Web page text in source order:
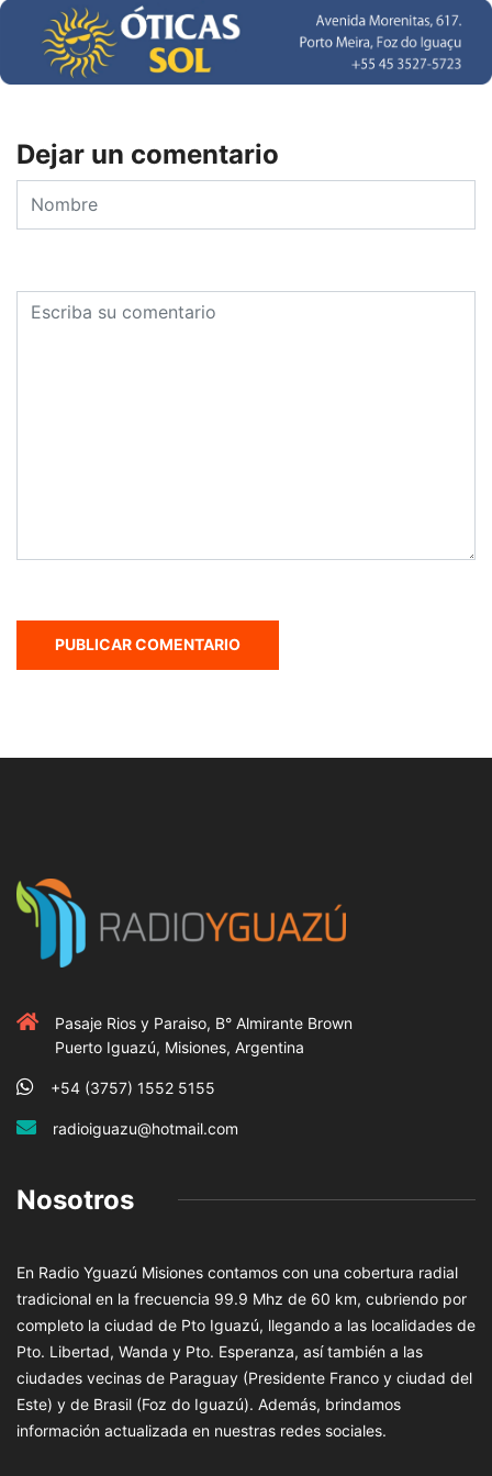
Dejar un comentario
Pasaje Rios y Paraiso, B° Almirante Brown
Puerto Iguazú, Misiones, Argentina
+54 (3757) 1552 5155
radioiguazu@hotmail.com
Nosotros
En Radio Yguazú Misiones contamos con una cobertura radial
tradicional en la frecuencia 99.9 Mhz de 60 km, cubriendo por
completo la ciudad de Pto Iguazú, llegando a las localidades de
Pto. Libertad, Wanda y Pto. Esperanza, así también a las
ciudades vecinas de Paraguay (Presidente Franco y ciudad del
Este) y de Brasil (Foz do Iguazú). Además, brindamos
información actualizada en nuestras redes sociales.